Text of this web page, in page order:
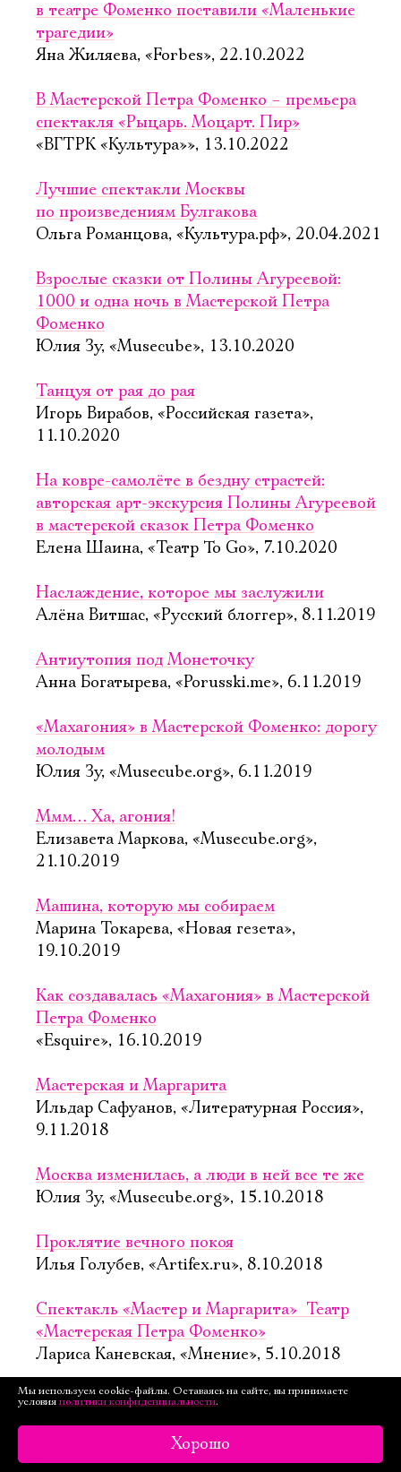
в театре Фоменко поставили «Маленькие
трагедии»
Яна Жиляева, «Forbes», 22.10.2022
В Мастерской Петра Фоменко – премьера
спектакля «Рыцарь. Моцарт. Пир»
«ВГТРК «Культура»», 13.10.2022
Лучшие спектакли Москвы
по произведениям Булгакова
Ольга Романцова, «Культура.рф», 20.04.2021
Взрослые сказки от Полины Агуреевой:
1000 и одна ночь в Мастерской Петра
Фоменко
Юлия Зу, «Musecube», 13.10.2020
Танцуя от рая до рая
Игорь Вирабов, «Российская газета»,
11.10.2020
На ковре-самолёте в бездну страстей:
авторская арт-экскурсия Полины Агуреевой
в мастерской сказок Петра Фоменко
Елена Шаина, «Театр To Go», 7.10.2020
Наслаждение, которое мы заслужили
Алёна Витшас, «Русский блоггер», 8.11.2019
Антиутопия под Монеточку
Анна Богатырева, «Porusski.me», 6.11.2019
«Махагония» в Мастерской Фоменко: дорогу
молодым
Юлия Зу, «Musecube.org», 6.11.2019
Ммм… Ха, агония!
Елизавета Маркова, «Musecube.org»,
21.10.2019
Машина, которую мы собираем
Марина Токарева, «Новая гезета»,
19.10.2019
Как создавалась «Махагония» в Мастерской
Петра Фоменко
«Esquire», 16.10.2019
Мастерская и Маргарита
Ильдар Сафуанов, «Литературная Россия»,
9.11.2018
Москва изменилась, а люди в ней все те же
Юлия Зу, «Musecube.org», 15.10.2018
Проклятие вечного покоя
Илья Голубев, «Artifex.ru», 8.10.2018
Спектакль «Мастер и Маргарита»  Театр
«Мастерская Петра Фоменко»
Лариса Каневская, «Мнение», 5.10.2018
Сила земного притяжения
Дарья Борисова, «На западе Москвы»,
Мы используем cookie-файлы. Оставаясь на сайте, вы принимаете
условия политики конфиденциальности.
Хорошо